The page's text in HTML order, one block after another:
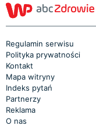
Regulamin serwisu
Polityka prywatności
Kontakt
Mapa witryny
Indeks pytań
Partnerzy
Reklama
O nas